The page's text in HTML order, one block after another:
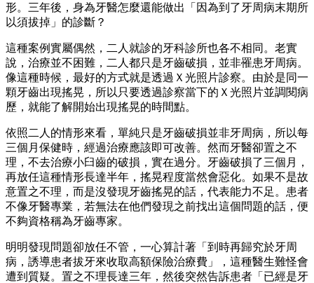
形。三年後，身為牙醫怎麼還能做出「因為到了牙周病末期所
以須拔掉」的診斷？
這種案例實屬偶然，二人就診的牙科診所也各不相同。老實
說，治療並不困難，二人都只是牙齒破損，並非罹患牙周病。
像這種時候，最好的方式就是透過Ｘ光照片診察。由於是同一
顆牙齒出現搖晃，所以只要透過診察當下的Ｘ光照片並調閱病
歷，就能了解開始出現搖晃的時間點。
依照二人的情形來看，單純只是牙齒破損並非牙周病，所以每
三個月保健時，經過治療應該即可改善。然而牙醫卻置之不
理，不去治療小臼齒的破損，實在過分。牙齒破損了三個月，
再放任這種情形長達半年，搖晃程度當然會惡化。如果不是故
意置之不理，而是沒發現牙齒搖晃的話，代表能力不足。患者
不像牙醫專業，若無法在他們發現之前找出這個問題的話，便
不夠資格稱為牙齒專家。
明明發現問題卻放任不管，一心算計著「到時再歸究於牙周
病，誘導患者拔牙來收取高額保險治療費」，這種醫生難怪會
遭到質疑。置之不理長達三年，然後突然告訴患者「已經是牙